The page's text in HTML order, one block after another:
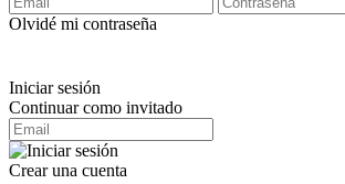
Olvidé mi contraseña
Iniciar sesión
Continuar como invitado
Crear una cuenta